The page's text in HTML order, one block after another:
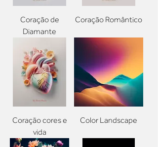
Coração de
Diamante
Coração Romântico
Coração cores e
vida
Color Landscape